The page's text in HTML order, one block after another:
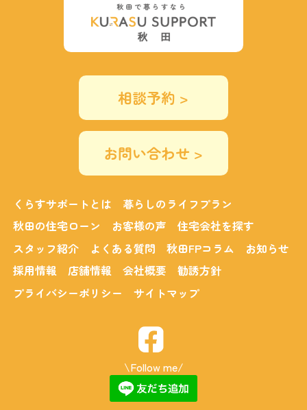
相談予約 >
お問い合わせ >
くらすサポートとは
暮らしのライフプラン
秋田の住宅ローン
お客様の声
住宅会社を探す
スタッフ紹介
よくある質問 秋田FPコラム
お知らせ
採用情報
店舗情報 会社概要
勧誘方針
プライバシーポリシー
サイトマップ
\Follow me/